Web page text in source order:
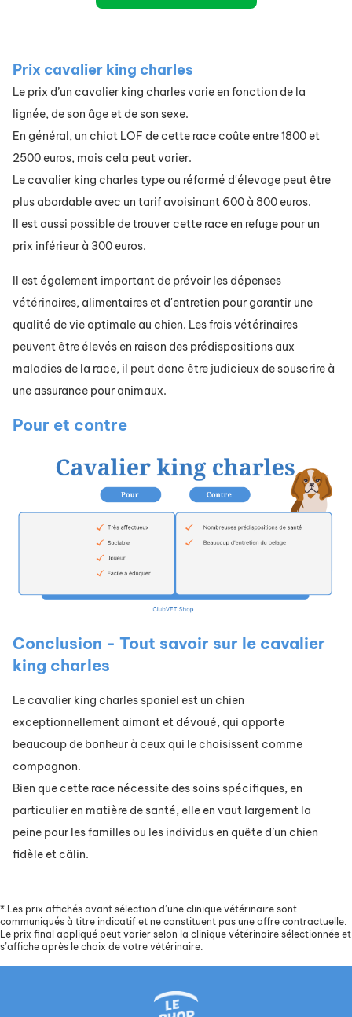
Prix cavalier king charles
Le prix d’un cavalier king charles varie en fonction de la
lignée, de son âge et de son sexe.
En général, un chiot LOF de cette race coûte entre 1800 et
2500 euros, mais cela peut varier.
Le cavalier king charles type ou réformé d'élevage peut être
plus abordable avec un tarif avoisinant 600 à 800 euros.
Il est aussi possible de trouver cette race en refuge pour un
prix inférieur à 300 euros.
Il est également important de prévoir les dépenses
vétérinaires, alimentaires et d'entretien pour garantir une
qualité de vie optimale au chien. Les frais vétérinaires
peuvent être élevés en raison des prédispositions aux
maladies de la race, il peut donc être judicieux de souscrire à
une assurance pour animaux.
Pour et contre
Conclusion - Tout savoir sur le cavalier
king charles
Le cavalier king charles spaniel est un chien
exceptionnellement aimant et dévoué, qui apporte
beaucoup de bonheur à ceux qui le choisissent comme
compagnon.
Bien que cette race nécessite des soins spécifiques, en
particulier en matière de santé, elle en vaut largement la
peine pour les familles ou les individus en quête d’un chien
fidèle et câlin.
* Les prix affichés avant sélection d’une clinique vétérinaire sont
communiqués à titre indicatif et ne constituent pas une offre contractuelle.
Le prix final appliqué peut varier selon la clinique vétérinaire sélectionnée et
s’affiche après le choix de votre vétérinaire.